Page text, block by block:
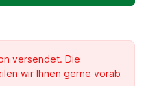
versendet. Die
wir Ihnen gerne vorab